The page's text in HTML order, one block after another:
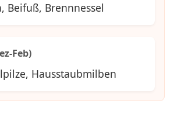
Beifuß, Brennnessel
Feb)
Hausstaubmilben